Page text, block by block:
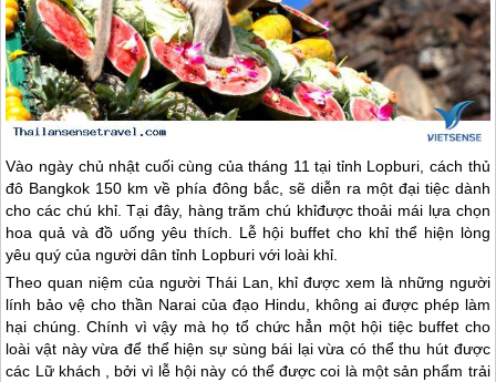
Vào ngày chủ nhật cuối cùng của tháng 11 tại tỉnh Lopburi, cách thủ
đô Bangkok 150 km về phía đông bắc, sẽ diễn ra một đại tiệc dành
cho các chú khỉ. Tại đây, hàng trăm chú khỉđược thoải mái lựa chọn
hoa quả và đồ uống yêu thích. Lễ hội buffet cho khỉ thể hiện lòng
yêu quý của người dân tỉnh Lopburi với loài khỉ.
Theo quan niệm của người Thái Lan, khỉ được xem là những người
lính bảo vệ cho thần Narai của đạo Hindu, không ai được phép làm
hại chúng. Chính vì vậy mà họ tổ chức hẳn một hội tiệc buffet cho
loài vật này vừa để thể hiện sự sùng bái lại vừa có thể thu hút được
các Lữ khách , bởi vì lễ hội này có thể được coi là một sản phẩm trải